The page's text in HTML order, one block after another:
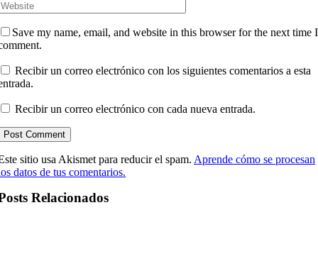
Save my name, email, and website in this browser for the next time I
Recibir un correo electrónico con los siguientes comentarios a esta
Recibir un correo electrónico con cada nueva entrada.
sitio usa Akismet para reducir el spam.Aprende cómo se procesan
datos de tus comentarios.
Relacionados